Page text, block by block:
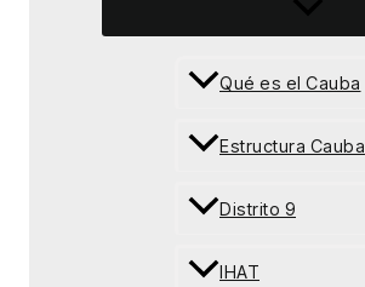
Qué es el Cauba
Estructura Cauba
Distrito 9
IHAT